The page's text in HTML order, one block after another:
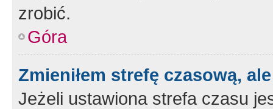
zrobić.
Góra
Zmieniłem strefę czasową,
Jeżeli ustawiona strefa czasu